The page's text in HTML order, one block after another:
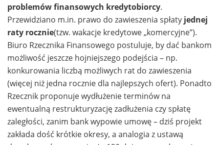
problemów finansowych kredytobiorcy.
Przewidziano m.in. prawo do zawieszenia spłaty jednej
raty rocznie(tzw. wakacje kredytowe „komercyjne”).
Biuro Rzecznika Finansowego postuluje, by dać bankom
możliwość jeszcze hojniejszego podejścia – np.
konkurowania liczbą możliwych rat do zawieszenia
(więcej niż jedna rocznie dla najlepszych ofert). Ponadto
Rzecznik proponuje wydłużenie terminów na
ewentualną restrukturyzację zadłużenia czy spłatę
zaległości, zanim bank wypowie umowę – dziś projekt
zakłada dość krótkie okresy, a analogia z ustawą